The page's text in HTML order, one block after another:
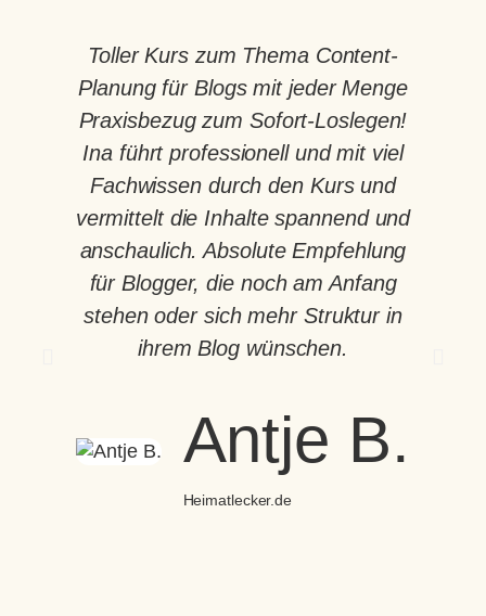
Toller Kurs zum Thema Content-
Planung für Blogs mit jeder Menge
Praxisbezug zum Sofort-Loslegen!
Ina führt professionell und mit viel
Fachwissen durch den Kurs und
vermittelt die Inhalte spannend und
anschaulich. Absolute Empfehlung
für Blogger, die noch am Anfang
stehen oder sich mehr Struktur in
ihrem Blog wünschen.
Antje B.
Heimatlecker.de